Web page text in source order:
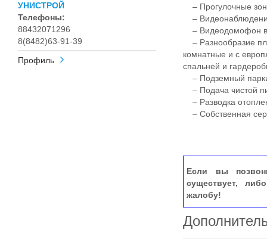
УНИСТРОЙ
Телефоны:
88432071296
8(8482)63-91-39
Профиль
– Прогулочные
–
– Видеодомофон в
– Разнообразие
комнатные и с
спальней и
– Подземный
– Подача чистой
– Разводка
– Собственная
Если вы
существует,
жалобу!